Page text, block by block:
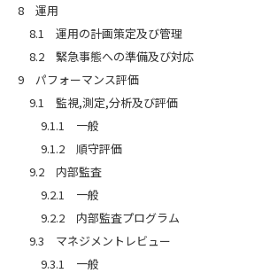
8 運用
8.1 運用の計画策定及び管理
8.2 緊急事態への準備及び対応
9 パフォーマンス評価
9.1 監視,測定,分析及び評価
9.1.1 一般
9.1.2 順守評価
9.2 内部監査
9.2.1 一般
9.2.2 内部監査プログラム
9.3 マネジメントレビュー
9.3.1 一般